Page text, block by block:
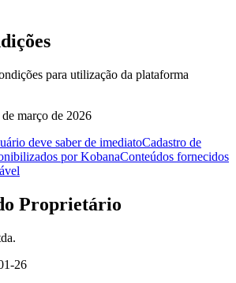
para utilização da plataforma
março de 2026
deve saber de imediatoCadastro de
por KobanaConteúdos fornecidos
Proprietário
26